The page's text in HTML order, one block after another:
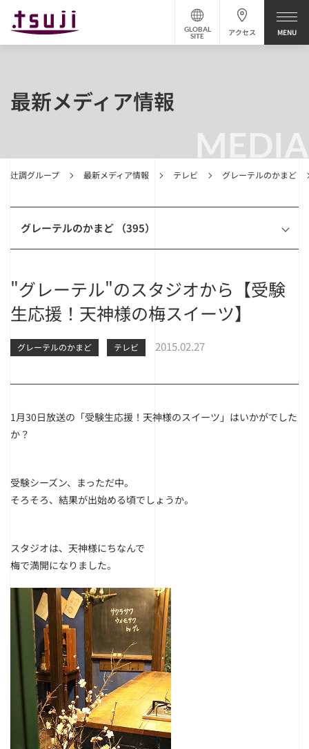
アクセス
GLOBAL
SITE
MEDIA
辻調グループ 最新メディア情報 テレビ グレーテルのかまど
最新メディア情報
グレーテルのかまど （395）
"グレーテル"のスタジオから【受験
生応援！天神様の梅スイーツ】
グレーテルのかまど テレビ 2015.02.27
1月30日放送の「受験生応援！天神様のスイーツ」はいかがでした
か？
受験シーズン、まっただ中。
そろそろ、結果が出始める頃でしょうか。
スタジオは、天神様にちなんで
梅で満開になりました。